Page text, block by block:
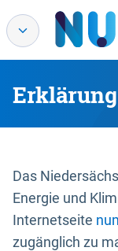
Das
Energie und
Internetseite
zugänglich zu